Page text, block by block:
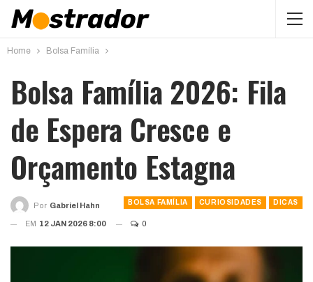
Home Bolsa Família
Bolsa Família 2026: Fila
de Espera Cresce e
Orçamento Estagna
BOLSA FAMÍLIA CURIOSIDADES DICAS
Por Gabriel Hahn
EM 12 JAN 2026 8:00 0